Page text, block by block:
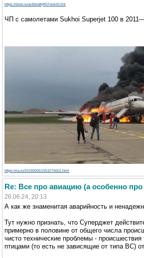
https://dzen.ru/a/ZdsaBjR07xbASCSS
ЧП с самолетами Sukhoi Superjet 100 в
https://ria.ru/20190505/1553276602.html
Re: Все про авиацию (а особенно
26.06.24, 20:13
А как же знаменитая аварийность и
Тут нужно признать, что Суперджет
примерно в половине от общего числа
чисто технические проблемы - происшествия
птицами (то есть не зависящие от типа ВС)